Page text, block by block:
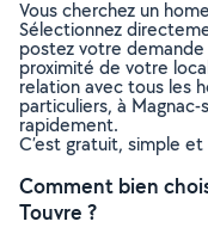
Vous cherchez un
Sélectionnez
postez votre
proximité de votre
relation avec tous les
particuliers, à
rapidement.
C’est gratuit, simple
Comment bien
Touvre ?